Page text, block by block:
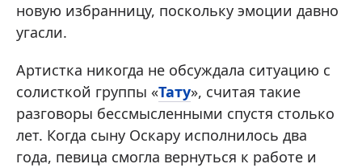
новую избранницу, поскольку эмоции давно
угасли.
Артистка никогда не обсуждала ситуацию с
солисткой группы «Тату», считая такие
разговоры бессмысленными спустя столько
лет. Когда сыну Оскару исполнилось два
года, певица смогла вернуться к работе и